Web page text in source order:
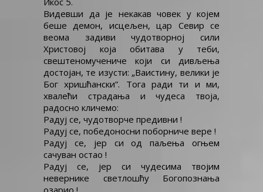
Видевши да је некакав човек у којем
беше демон, исцељен, цар Севир се
веома задиви чудотворној сили
Христовој која обитава у теби,
свештеномучениче који си дивљења
достојан, те изусти: „Ваистину, велики је
Бог хришћански”. Тога ради ти и ми,
хвалећи страдања и чудеса твоја,
радосно кличемо:
Радуј се, чудотворче предивни !
Радуј се, победоносни поборниче вере !
Радуј се, јер си од паљења огњем
сачуван остао !
Радуј се, јер си чудесима твојим
невернике светлошћу Богопознања
озарио !